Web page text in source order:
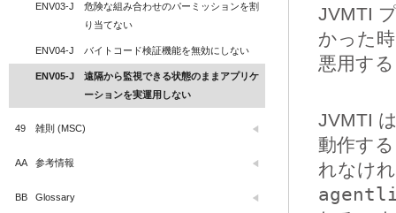
JVMTI
かった
悪用す
JVMTI
動作す
れなけ
ENV03-J
危険な組み合わせのパーミッションを割
り当てない
ENV04-J バイトコード検証機能を無効にしない
ENV05-J
遠隔から監視できる状態のままアプリケ
ーションを実運用しない
49 雑則 (MSC)
AA 参考情報
BB Glossary